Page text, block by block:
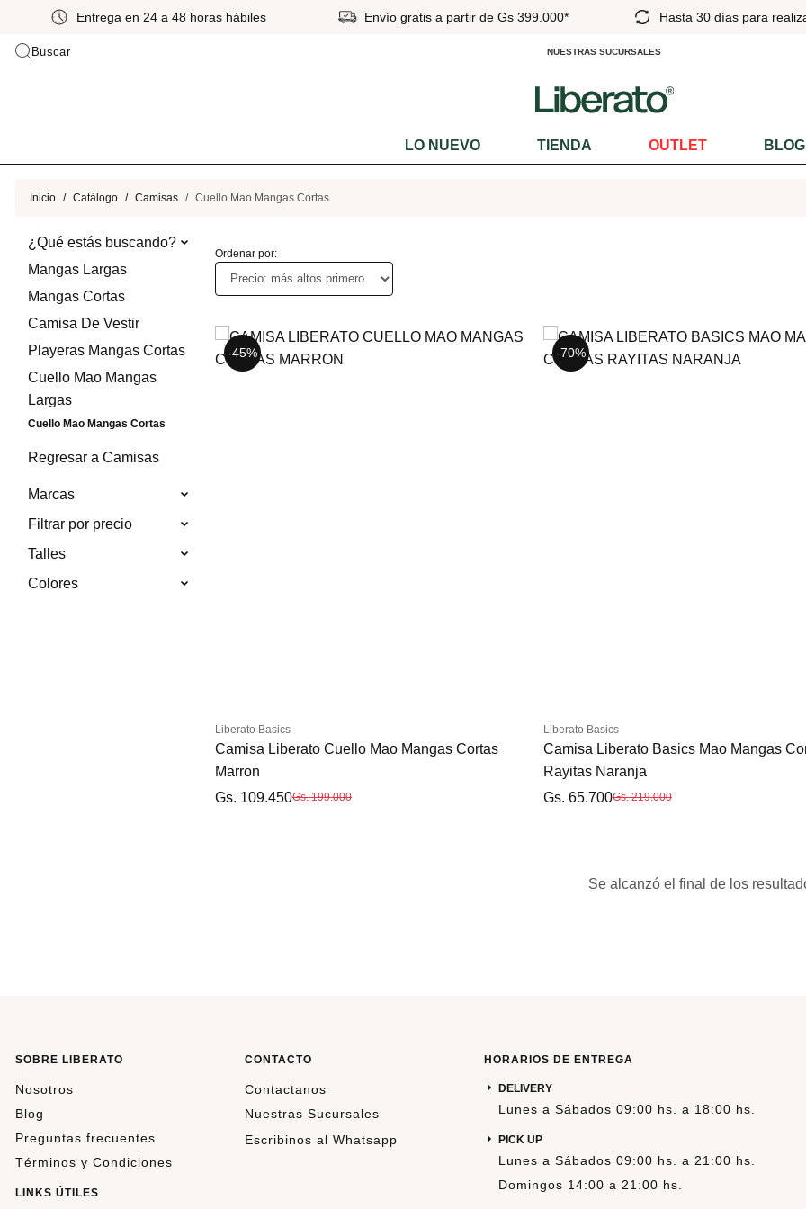
Envío gratis a partir de Gs 399.000* Hasta 30 días para realizar cambios Pick Up en el
Buscar NUESTRAS SUCURSALES
LO NUEVO TIENDA OUTLET BLOG
Inicio Catálogo Camisas Cuello Mao Mangas Cortas
¿Qué estás buscando?
Mangas Largas
Mangas Cortas
Camisa De Vestir
Playeras Mangas Cortas
Cuello Mao Mangas
Largas
Cuello Mao Mangas Cortas
Regresar a Camisas
Marcas
Filtrar por precio
Talles
Colores
Ordenar por:
-45% -45%
Liberato Basics
Camisa Liberato Cuello Mao Mangas Cortas
Marron
Gs. 109.450Gs. 199.000
-70% -70%
Liberato Basics
Camisa Liberato Basics Mao Mangas
Rayitas Naranja
Gs. 65.700Gs. 219.000
Se alcanzó el final de los
SOBRE LIBERATO
Nosotros
Blog
Preguntas frecuentes
Términos y Condiciones
LINKS ÚTILES
CONTACTO
Contactanos
Nuestras Sucursales
Escribinos al Whatsapp
HORARIOS DE ENTREGA
DELIVERY
Lunes a Sábados 09:00 hs. a 18:00 hs.
PICK UP
Lunes a Sábados 09:00 hs. a 21:00 hs.
Domingos 14:00 a 21:00 hs.